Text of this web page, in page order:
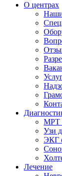
О центрах
МРТ
Узи
ЭКГ
Лечение